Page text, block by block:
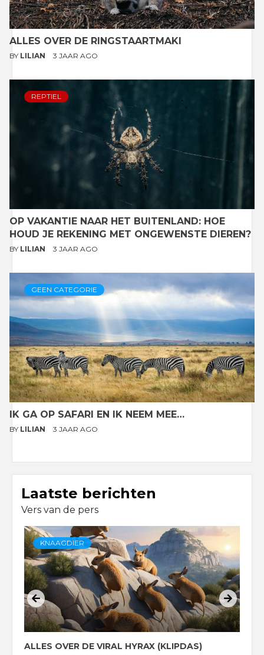
ALLES OVER DE RINGSTAARTMAKI
BY LILIAN 3 JAAR AGO
REPTIEL
OP VAKANTIE NAAR HET BUITENLAND: HOE
HOUD JE REKENING MET ONGEWENSTE DIEREN?
BY LILIAN 3 JAAR AGO
GEEN CATEGORIE
IK GA OP SAFARI EN IK NEEM MEE…
BY LILIAN 3 JAAR AGO
Laatste berichten
Vers van de pers
KNAAGDIER
ALLES OVER DE VIRAL HYRAX (KLIPDAS)